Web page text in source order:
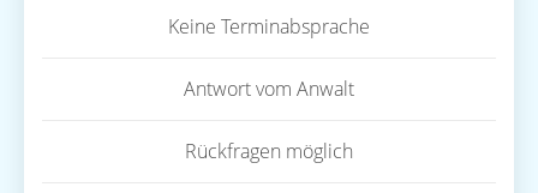
Keine Terminabsprache
Antwort vom Anwalt
Rückfragen möglich